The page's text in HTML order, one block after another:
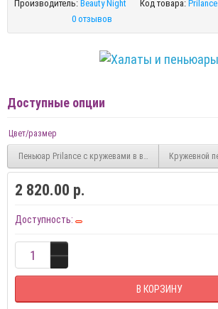
Производитель: Beauty Night Код товара: Prilance
0 отзывов
Доступные опции
Цвет/размер
Пеньюар Prilance с кружевами в верхней части
2 820.00 р.
Доступность:
В КОРЗИНУ